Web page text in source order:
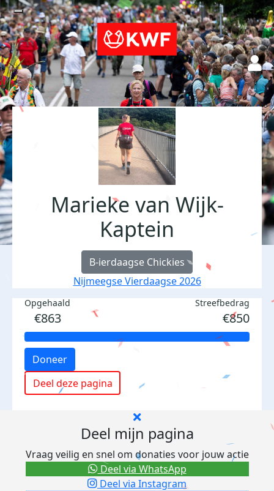
Marieke van Wijk-
Kaptein
B-ierdaagse Chickies
Nijmeegse Vierdaagse 2026
Opgehaald
€863
Streefbedrag
€850
Doneer
Deel deze pagina
Deel mijn pagina
Vraag veilig en snel om donaties voor jouw actie
Deel via Instagram
Deel via WhatsApp